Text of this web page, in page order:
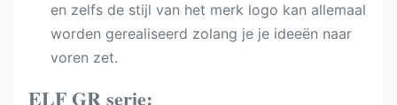
en zelfs de stijl van het merk logo kan allemaal
worden gerealiseerd zolang je je ideeën naar
voren zet.
ELF GR serie: